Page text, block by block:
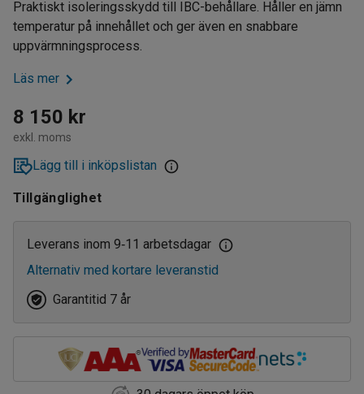
Praktiskt isoleringsskydd till IBC-behållare. Håller en jämn
temperatur på innehållet och ger även en snabbare
uppvärmningsprocess.
Läs mer
8 150 kr
exkl. moms
Lägg till i inköpslistan
Tillgänglighet
Leverans inom 9‑11 arbetsdagar
Alternativ med kortare leveranstid
Garantitid 7 år